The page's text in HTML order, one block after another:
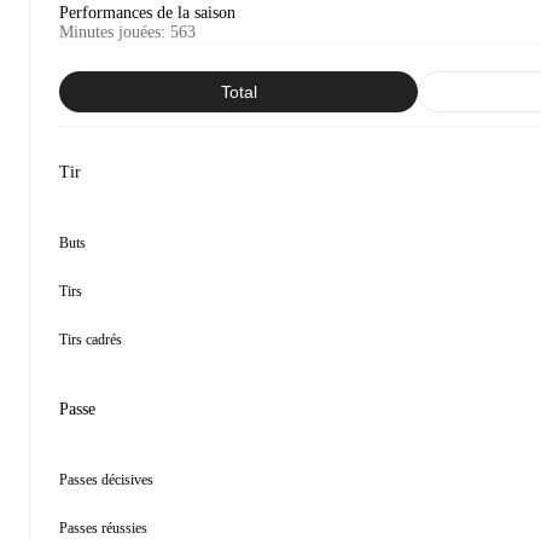
Performances de la saison
Minutes jouées: 563
Total
Tir
Buts
Tirs
Tirs cadrés
Passe
Passes décisives
Passes réussies